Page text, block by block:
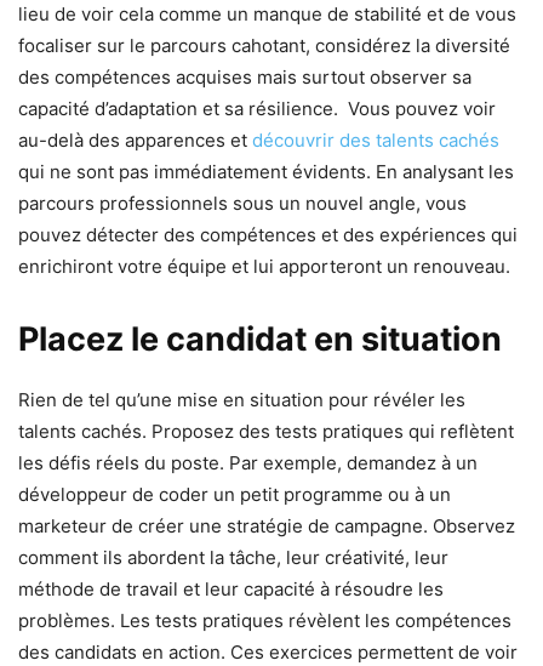
lieu de voir cela comme un manque de stabilité et de vous
focaliser sur le parcours cahotant, considérez la diversité
des compétences acquises mais surtout observer sa
capacité d’adaptation et sa résilience. Vous pouvez voir
au-delà des apparences et découvrir des talents cachés
qui ne sont pas immédiatement évidents. En analysant les
parcours professionnels sous un nouvel angle, vous
pouvez détecter des compétences et des expériences qui
enrichiront votre équipe et lui apporteront un renouveau.
Placez le candidat en situation
Rien de tel qu’une mise en situation pour révéler les
talents cachés. Proposez des tests pratiques qui reflètent
les défis réels du poste. Par exemple, demandez à un
développeur de coder un petit programme ou à un
marketeur de créer une stratégie de campagne. Observez
comment ils abordent la tâche, leur créativité, leur
méthode de travail et leur capacité à résoudre les
problèmes. Les tests pratiques révèlent les compétences
des candidats en action. Ces exercices permettent de voir